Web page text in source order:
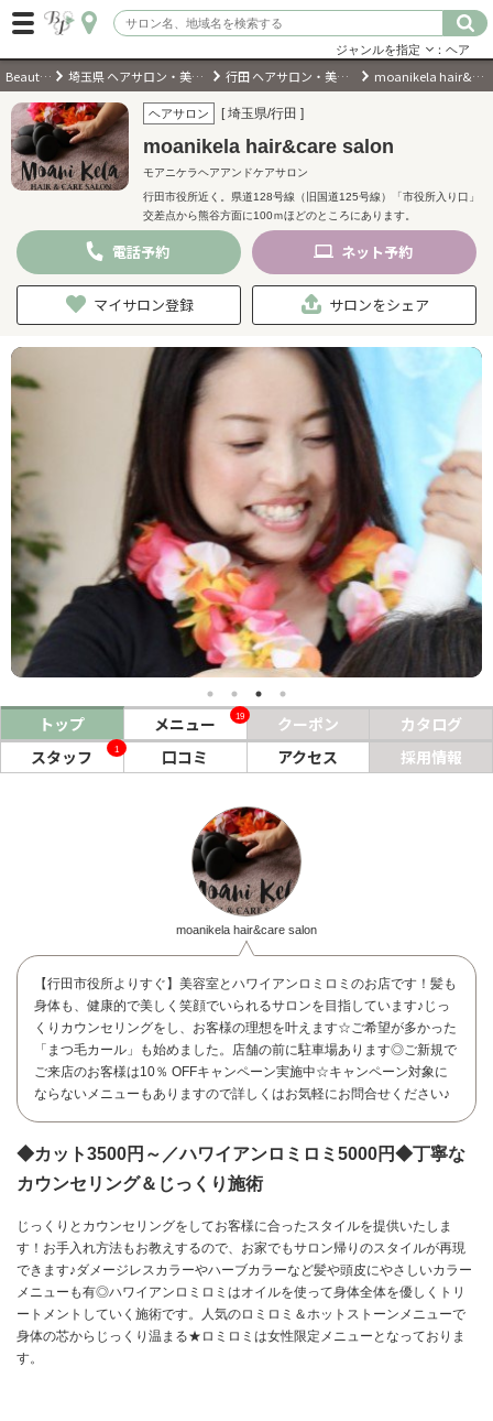
ログイン
会員登録 （無料）
キーワード検索
ジャンルを選択
キーワードで検索
近くのサロンを探す
現在地から探す
ヘアサロン
ネイルサロン
まつげサロン
エステサロン
リラクゼーションサロン
美容クリニック
ジャンルを指定 ：ヘア
BeautyPark 埼玉県 ヘアサロン・美容室・美容院 行田 ヘアサロン・美容室・美容院 moanikela hair&care salon
ヘアサロン [ 埼玉県/行田 ]
moanikela hair&care salon
モアニケラヘアアンドケアサロン
行田市役所近く。県道128号線（旧国道125号線）「市役所入り口」
交差点から熊谷方面に100ｍほどのところにあります。
電話予約 ネット予約
マイサロン登録 サロンをシェア
トップ メニュー 19 クーポン
カタログ
スタッフ
1 口コミ アクセス 採用情報
moanikela hair&care salon
【行田市役所よりすぐ】美容室とハワイアンロミロミのお店です！髪も
身体も、健康的で美しく笑顔でいられるサロンを目指しています♪じっ
くりカウンセリングをし、お客様の理想を叶えます☆ご希望が多かった
「まつ毛カール」も始めました。店舗の前に駐車場あります◎ご新規で
ご来店のお客様は10％ OFFキャンペーン実施中☆キャンペーン対象に
ならないメニューもありますので詳しくはお気軽にお問合せください♪
◆カット3500円～／ハワイアンロミロミ5000円◆丁寧な
カウンセリング＆じっくり施術
じっくりとカウンセリングをしてお客様に合ったスタイルを提供いたしま
す！お手入れ方法もお教えするので、お家でもサロン帰りのスタイルが再現
できます♪ダメージレスカラーやハーブカラーなど髪や頭皮にやさしいカラー
メニューも有◎ハワイアンロミロミはオイルを使って身体全体を優しくトリ
ートメントしていく施術です。人気のロミロミ＆ホットストーンメニューで
身体の芯からじっくり温まる★ロミロミは女性限定メニューとなっておりま
す。